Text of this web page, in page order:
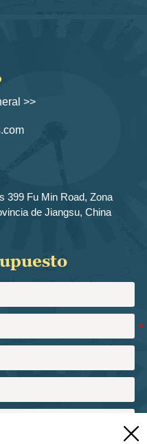
>>
399 Fu Min Road, Zona
de Jiangsu, China
